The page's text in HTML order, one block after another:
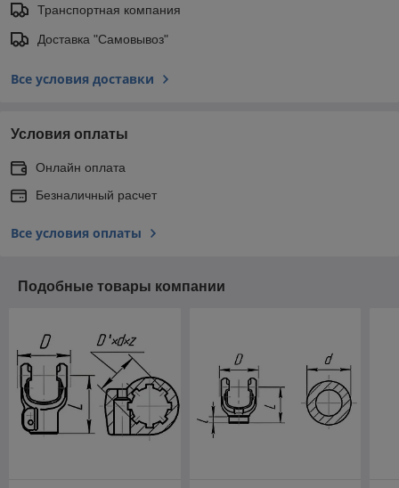
Транспортная компания
Доставка "Самовывоз"
Все условия доставки
Условия оплаты
Онлайн оплата
Безналичный расчет
Все условия оплаты
Подобные товары компании